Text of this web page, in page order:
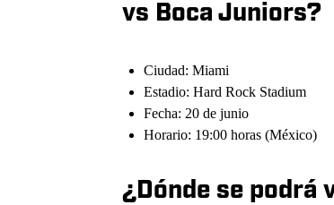
vs Boca Juniors?
Ciudad: Miami
Estadio: Hard Rock Stadium
Fecha: 20 de junio
Horario: 19:00 horas (México)
¿Dónde se podrá